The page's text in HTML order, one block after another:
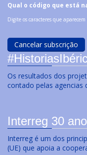
Qual o código que está
Digite os caracteres que aparecem
Os resultados dos
contado pelas agencias
Interreg 30
Interreg é um dos
(UE) que apoia a